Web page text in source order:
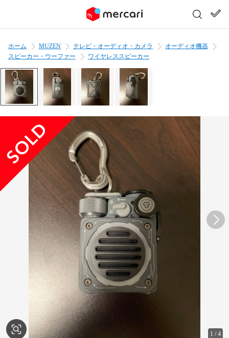
ホーム MUZEN テレビ・オーディオ・カメラ
オーディオ機器
スピーカー・ウーファー
ワイヤレススピーカー
1 /4